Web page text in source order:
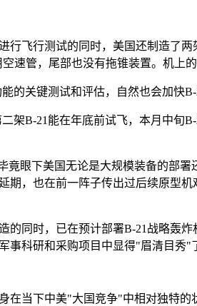
飞行测试的同时，美国还制造了
速管，尾部也没有拖锥装置。机上
的关键测试和评估，自然也会加快
架B-21能在年底前试飞，本月中旬
眼下美国无论是大规模装备的部
，也在前一阵子传出过后续原型
同时，已在预计部署B-21战略轰
事科研和采购项目中显得"眉清目秀"
当下中美"大国竞争"中相对独特的